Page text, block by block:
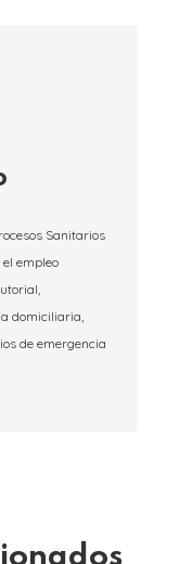
Sanitarios
empleo
domiciliaria,
de emergencia